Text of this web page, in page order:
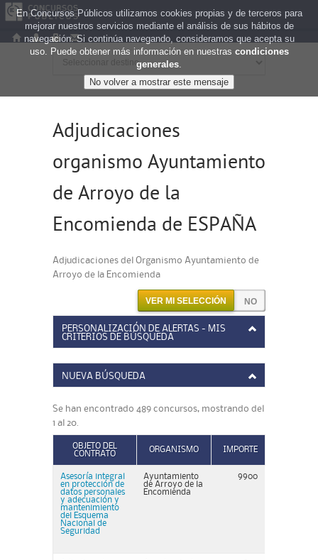
Adjudicaciones
organismo Ayuntamiento
de Arroyo de la
Encomienda de ESPAÑA
Adjudicaciones del Organismo Ayuntamiento de
Arroyo de la Encomienda
VER MI SELECCIÓN
PERSONALIZACIÓN DE ALERTAS - MIS
CRITERIOS DE BÚSQUEDA
NUEVA BÚSQUEDA
Se han encontrado 489 concursos, mostrando del
1 al 20.
OBJETO DEL
CONTRATO
ORGANISMO IMPORTE
Asesoría integral
en protección de
datos personales
y adecuación y
mantenimiento
del Esquema
Nacional de
Seguridad
Ayuntamiento
de Arroyo de la
Encomienda
9900
En Concursos Públicos utilizamos cookies propias y de terceros para
mejorar nuestros servicios mediante el análisis de sus hábitos de
navegación. Si continúa navegando, consideramos que acepta su
uso. Puede obtener más información en nuestras condiciones
generales.